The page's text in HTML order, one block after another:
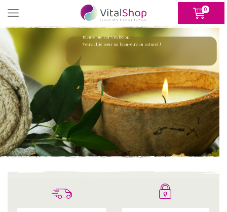
0
Bienvenue sur VitalShop,
Votre allié pour un bien-être au naturel !
Panneau de gestion des cookies